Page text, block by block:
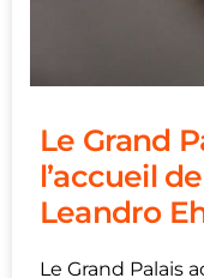
Le Grand
l’accueil
Leandro
Le Grand Palais